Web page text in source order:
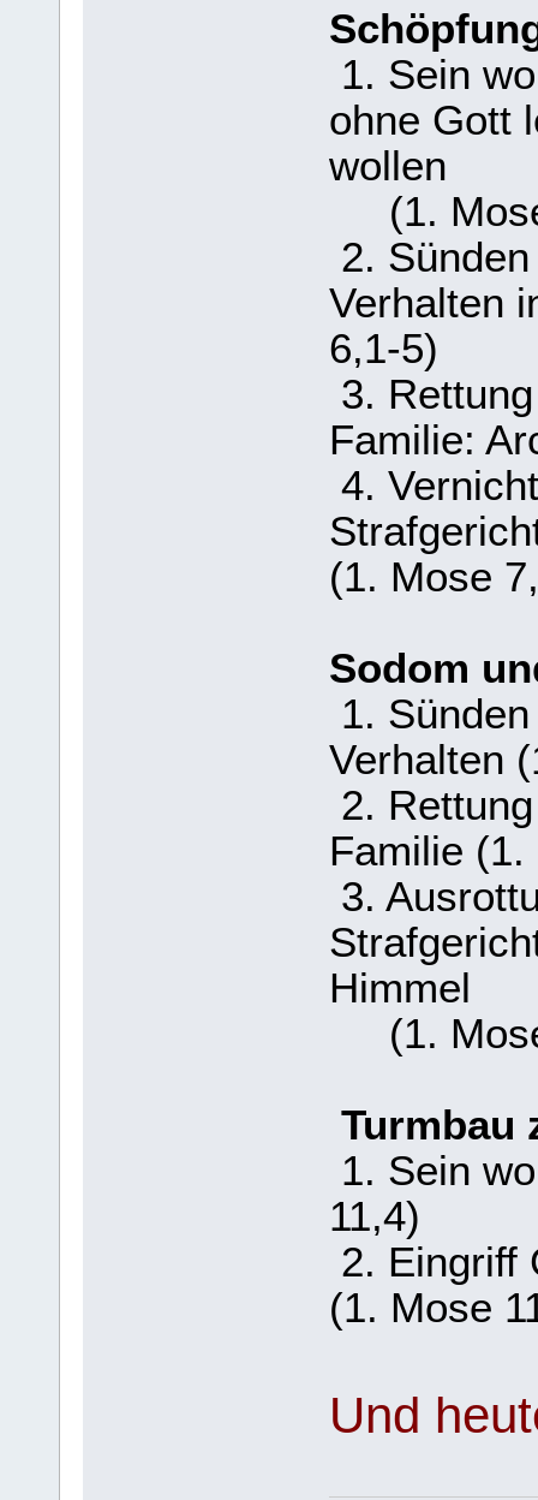
1. Sein
ohne Gott
wollen
(1.
2.
Verhalten
6,1-5)
3.
Familie:
4.
(1. Mose
Sodom
1.
Verhalten
2.
Familie
3.
Himmel
(1.
Turmbau
1. Sein
11,4)
2. Eingriff
(1. Mose
Und